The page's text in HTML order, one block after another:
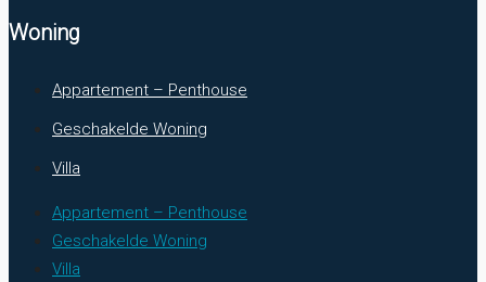
Woning
Appartement – Penthouse
Geschakelde Woning
Villa
Appartement – Penthouse
Geschakelde Woning
Villa